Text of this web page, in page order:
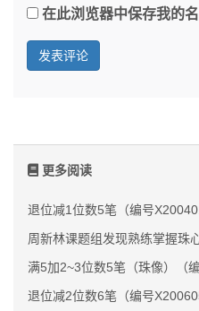
在此浏览器中保存我的
更多阅读
退位减1位数5笔（编号
周新林课题组发现熟练掌握珠
满5加2~3位数5笔（珠像）（
退位减2位数6笔（编号